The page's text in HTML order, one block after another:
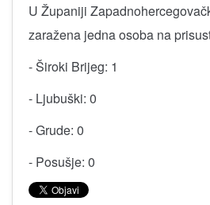
U Županiji
zaražena jedna osoba na
- Široki Brijeg: 1
- Ljubuški: 0
- Grude: 0
- Posušje: 0